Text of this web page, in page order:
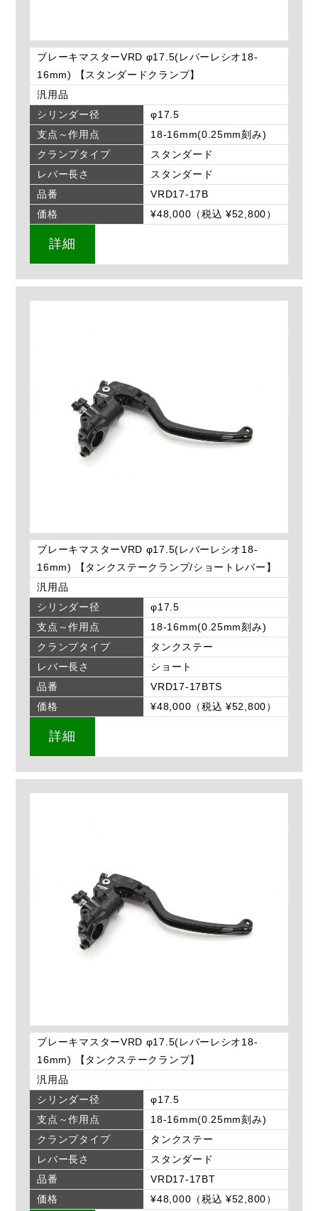
ブレーキマスターVRD φ17.5(レバーレシオ18-
16mm) 【スタンダードクランプ】
汎用品
シリンダー径
φ17.5
支点～作用点
18-16mm(0.25mm刻み)
クランプタイプ
スタンダード
レバー長さ
スタンダード
品番
VRD17-17B
価格
¥48,000（税込 ¥52,800）
詳細
ブレーキマスターVRD φ17.5(レバーレシオ18-
16mm) 【タンクステークランプ/ショートレバー】
汎用品
シリンダー径
φ17.5
支点～作用点
18-16mm(0.25mm刻み)
クランプタイプ
タンクステー
レバー長さ
ショート
品番
VRD17-17BTS
価格
¥48,000（税込 ¥52,800）
詳細
ブレーキマスターVRD φ17.5(レバーレシオ18-
16mm) 【タンクステークランプ】
汎用品
シリンダー径
φ17.5
支点～作用点
18-16mm(0.25mm刻み)
クランプタイプ
タンクステー
レバー長さ
スタンダード
品番
VRD17-17BT
価格
¥48,000（税込 ¥52,800）